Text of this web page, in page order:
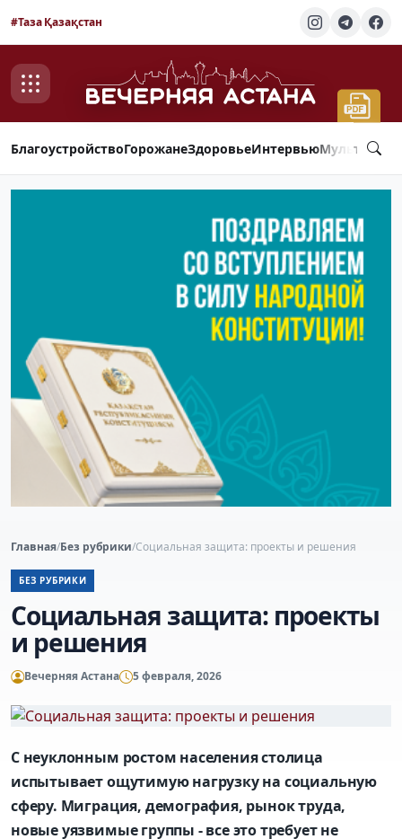
#Таза Қазақстан
БлагоустройствоГорожанеЗдоровьеИнтервью
Главная/Без рубрики/Социальная защита: проекты и решения
БЕЗ РУБРИКИ
Социальная защита: проекты
и решения
Вечерняя Астана 5 февраля, 2026
С неуклонным ростом населения столица
испытывает ощутимую нагрузку на социальную
сферу. Миграция, демография, рынок труда,
новые уязвимые группы - все это требует не